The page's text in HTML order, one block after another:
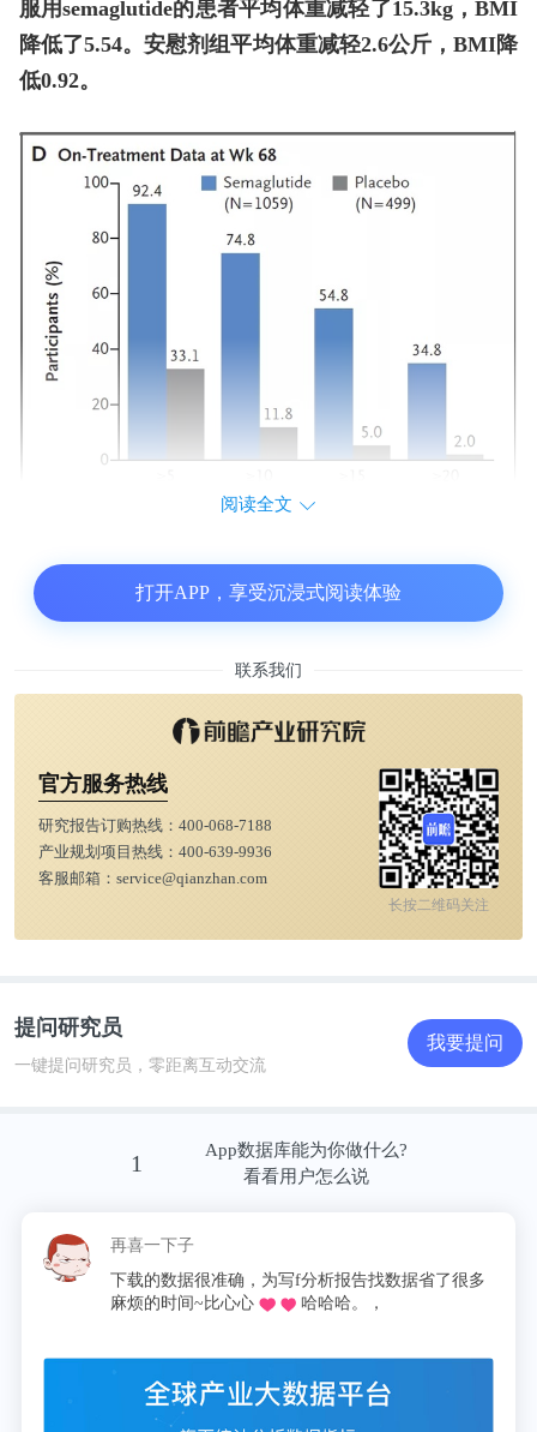
服用semaglutide的患者平均体重减轻了15.3kg，BMI
降低了5.54。安慰剂组平均体重减轻2.6公斤，BMI降
低0.92。
治疗组体重减轻比例
服用过semaglutide的人也发现了心脏病和糖尿病的危
他们的总体生活质量的改善。
人胰高血糖素样肽1（GLP-1），是人类回肠内分泌
细胞分泌的一种脑肠肽，在进餐后从肠道释放到血液
中，能够减少饥饿感，增加饱腹感。
经被批准用于治疗2型糖尿病。
阅读全文
打开APP，享受沉浸式阅读体验
联系我们
官方服务热线
研究报告订购热线： 400-068-7188
产业规划项目热线： 400-639-9936
客服邮箱： service@qianzhan.com
长按二维码关注
提问研究员
一键提问研究员，零距离互动交流
我要提问
1
App数据库能为你做什么?
看看用户怎么说
再喜一下子
下载的数据很准确，为写f分析报告找数据省了很多
麻烦的时间~比心心
哈哈哈。，